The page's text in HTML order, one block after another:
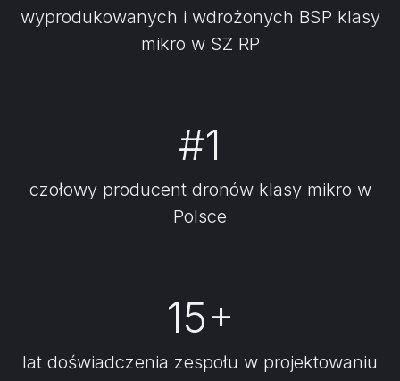
wyprodukowanych i wdrożonych BSP klasy
mikro w SZ RP
#1
czołowy producent dronów klasy mikro w
Polsce
15+
lat doświadczenia zespołu w projektowaniu